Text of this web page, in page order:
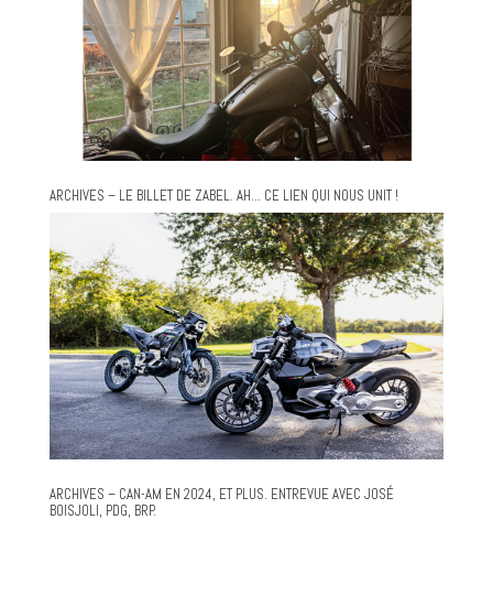
ARCHIVES – LE BILLET DE ZABEL. AH… CE LIEN QUI NOUS UNIT !
ARCHIVES – CAN-AM EN 2024, ET PLUS. ENTREVUE AVEC JOSÉ
BOISJOLI, PDG, BRP.